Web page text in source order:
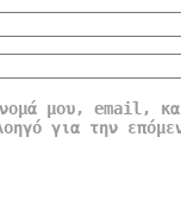
μου, email,
για την